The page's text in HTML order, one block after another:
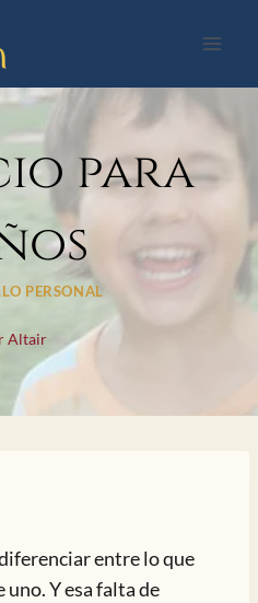
para
PERSONAL
Altair
entre lo que
Y esa falta de